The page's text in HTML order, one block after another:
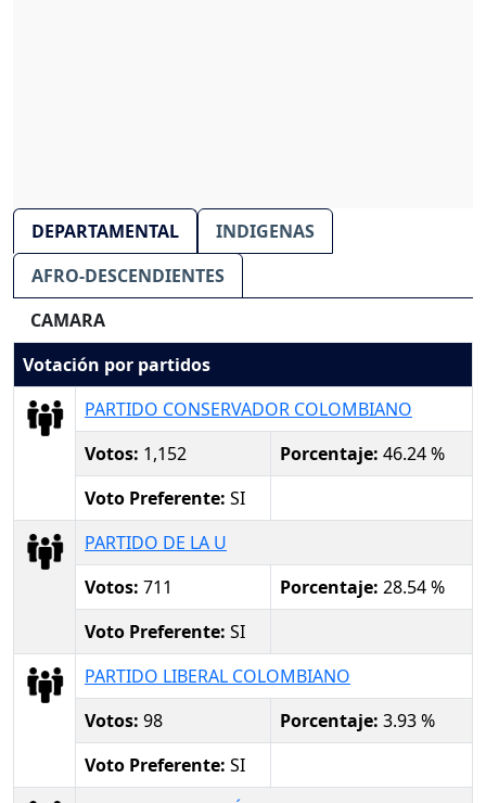
DEPARTAMENTAL
INDIGENAS
AFRO-DESCENDIENTES
CAMARA
Votación por partidos
PARTIDO CONSERVADOR COLOMBIANO
Votos: 1,152 Porcentaje: 46.24 %
Voto Preferente: SI
PARTIDO DE LA U
Votos: 711 Porcentaje: 28.54 %
Voto Preferente: SI
PARTIDO LIBERAL COLOMBIANO
Votos: 98 Porcentaje: 3.93 %
Voto Preferente: SI